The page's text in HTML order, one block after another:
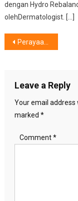
dengan Hydro
olehDermatologist. […]
Post
Perayaan Koleksi TULOLA 2025,Kolaborasi Desa Bakti BCA dan Hadirkan Karya Reza Rahadian
Leave a Reply
Your email address
marked *
Comment*